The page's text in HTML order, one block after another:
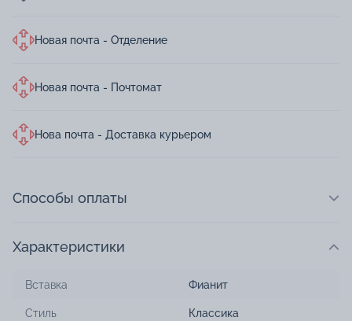
Новая почта - Отделение
Новая почта - Почтомат
Нова почта - Доставка курьером
Способы оплаты
Характеристики
Вставка Фианит
Стиль Классика